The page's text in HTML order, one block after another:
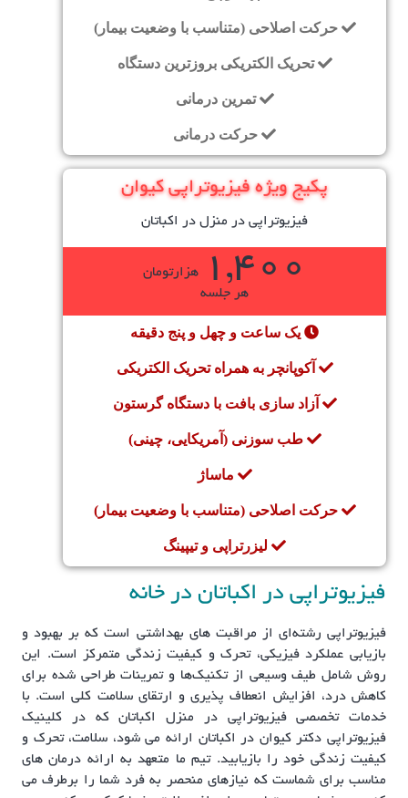
حرکت اصلاحی (متناسب با وضعیت بیمار)
تحریک الکتریکی بروزترین دستگاه
تمرین درمانی
حرکت درمانی
پکیج ویژه فیزیوتراپی کیوان
فیزیوتراپی در منزل در اکباتان
1,400
هزارتومان
هر جلسه
یک ساعت و چهل و پنج دقیقه
آکوپانچر به همراه تحریک الکتریکی
آزاد سازی بافت با دستگاه گرستون
طب سوزنی (آمریکایی، چینی)
ماساژ
حرکت اصلاحی (متناسب با وضعیت بیمار)
لیزرتراپی و تیپینگ
فیزیوتراپی در اکباتان در خانه
فیزیوتراپی رشته‌ای از مراقبت های بهداشتی است که بر بهبود و
بازیابی عملکرد فیزیکی، تحرک و کیفیت زندگی متمرکز است. این
روش شامل طیف وسیعی از تکنیک‌ها و تمرینات طراحی شده برای
کاهش درد، افزایش انعطاف پذیری و ارتقای سلامت کلی است. با
خدمات تخصصی فیزیوتراپی در منزل اکباتان که در کلینیک
فیزیوتراپی دکتر کیوان در اکباتان ارائه می شود، سلامت، تحرک و
کیفیت زندگی خود را بازیابید. تیم ما متعهد به ارائه درمان های
مناسب برای شماست که نیازهای منحصر به فرد شما را برطرف می